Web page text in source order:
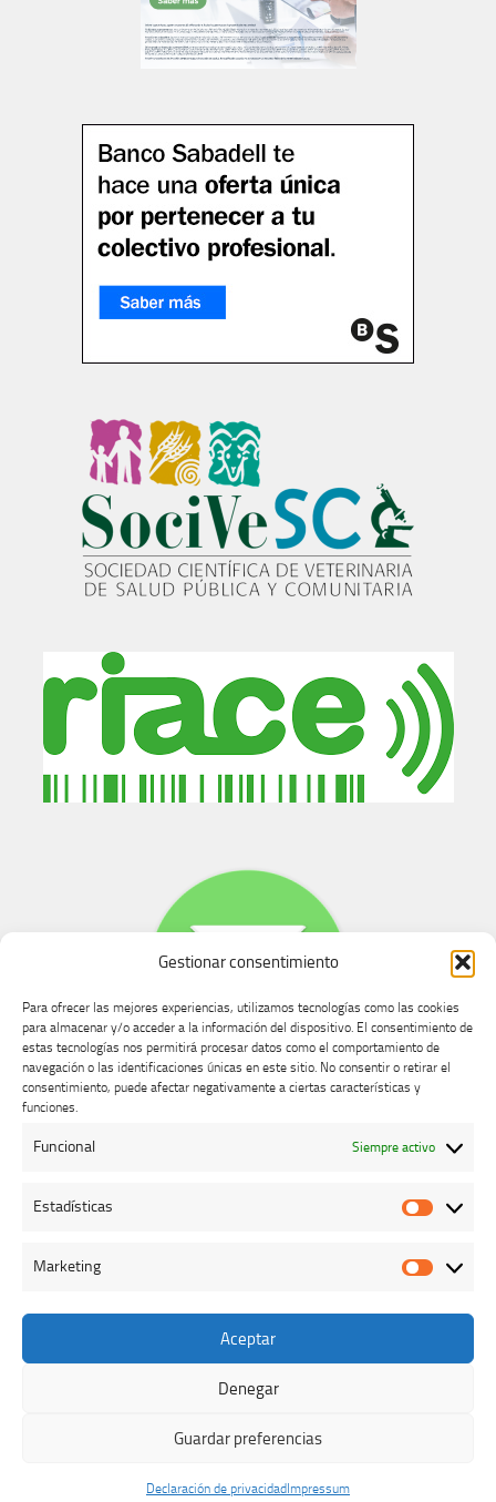
Gestionar consentimiento
Para ofrecer las mejores experiencias, utilizamos tecnologías como las cookies
para almacenar y/o acceder a la información del dispositivo. El consentimiento de
estas tecnologías nos permitirá procesar datos como el comportamiento de
navegación o las identificaciones únicas en este sitio. No consentir o retirar el
consentimiento, puede afectar negativamente a ciertas características y
funciones.
Funcional Siempre activo
Estadísticas
Marketing
Aceptar
Denegar
Guardar preferencias
Declaración de privacidad Impressum
Buzón de dudas, quejas y sugerencias
Colegio Oficial de Veterinarios de Cáceres © 2026. Todos los